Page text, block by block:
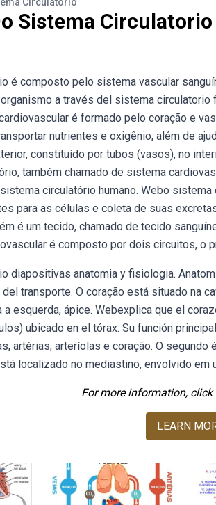
Sistema Circulatorio
é composto pelo sistema vascular
a través del sistema
é formado pelo coração e
nutrientes e oxigênio, além de
constituído por tubos (vasos), no
também chamado de sistema
circulatório humano. Webo
para as células e coleta de suas
é um tecido, chamado de tecido
é composto por dois circuitos, o
diapositivas anatomia y fisiologia.
transporte. O coração está situado na
esquerda, ápice. Webexplica que el
ubicado en el tórax. Su función
artérias, arteríolas e coração. O
localizado no mediastino, envolvido em
For more information, click
LEARN